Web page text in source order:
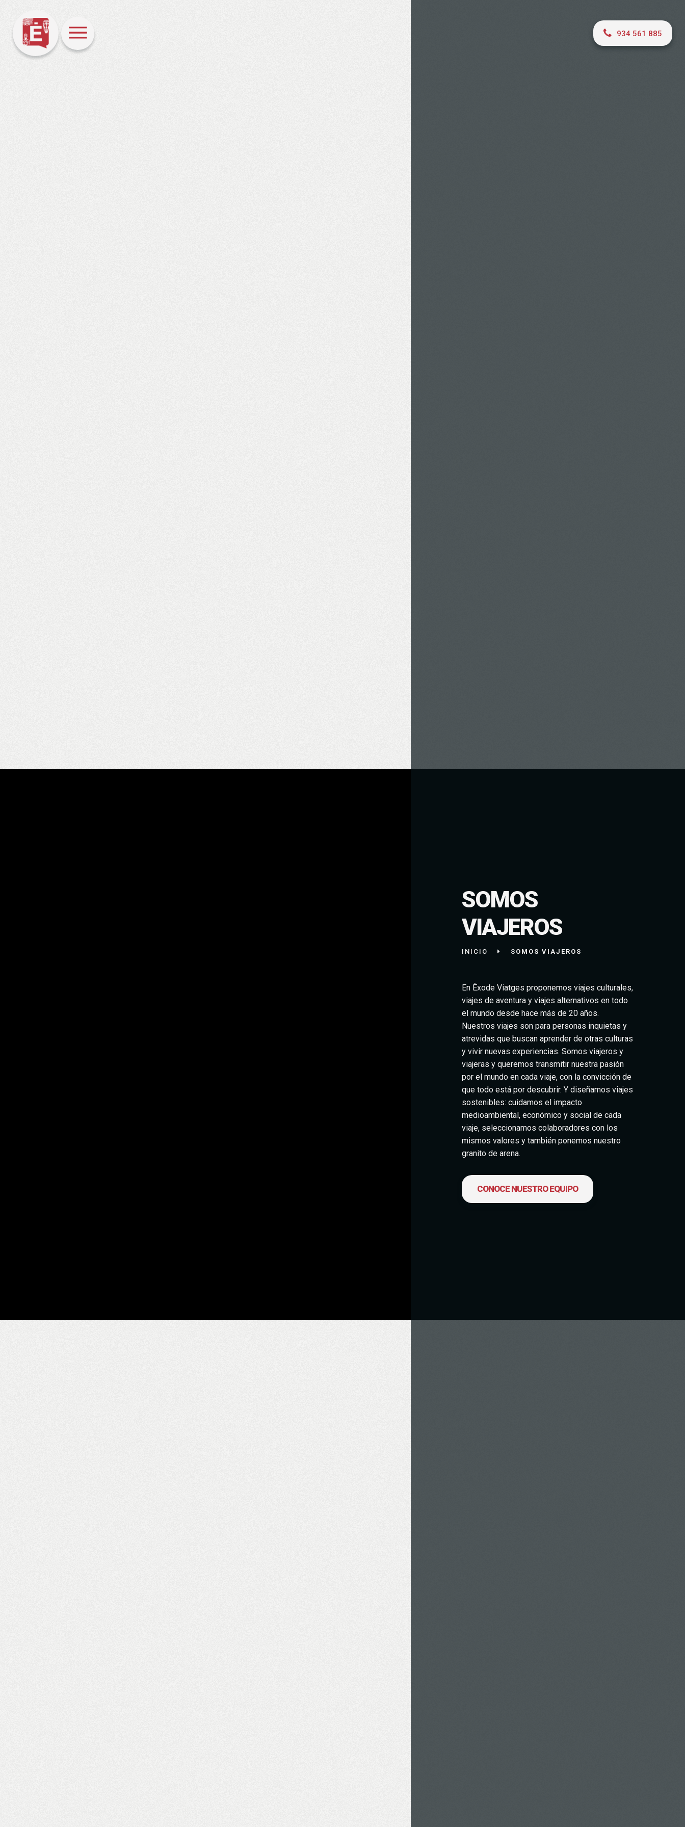
934 561 885
SOMOS
VIAJEROS
INICIO SOMOS VIAJEROS
En Èxode Viatges proponemos viajes culturales,
viajes de aventura y viajes alternativos en todo
el mundo desde hace más de 20 años.
Nuestros viajes son para personas inquietas y
atrevidas que buscan aprender de otras culturas
y vivir nuevas experiencias. Somos viajeros y
viajeras y queremos transmitir nuestra pasión
por el mundo en cada viaje, con la convicción de
que todo está por descubrir. Y diseñamos viajes
sostenibles: cuidamos el impacto
medioambiental, económico y social de cada
viaje, seleccionamos colaboradores con los
mismos valores y también ponemos nuestro
granito de arena.
CONOCE NUESTRO EQUIPO